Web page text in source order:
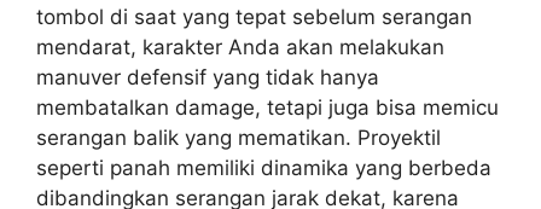
tombol di saat yang tepat sebelum serangan
mendarat, karakter Anda akan melakukan
manuver defensif yang tidak hanya
membatalkan damage, tetapi juga bisa memicu
serangan balik yang mematikan. Proyektil
seperti panah memiliki dinamika yang berbeda
dibandingkan serangan jarak dekat, karena